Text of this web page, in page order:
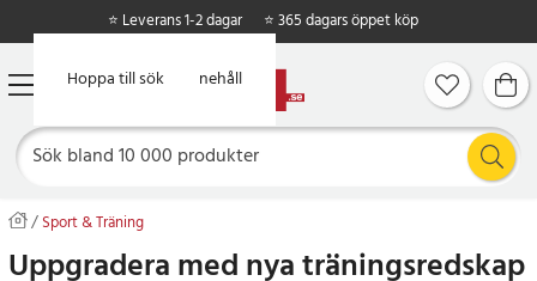
Hoppa till huvudinnehåll
Hoppa till sök
⭐ Leverans 1-2 dagar ⭐ 365 dagars öppet köp
Sport & Träning
Uppgradera med nya träningsredskap